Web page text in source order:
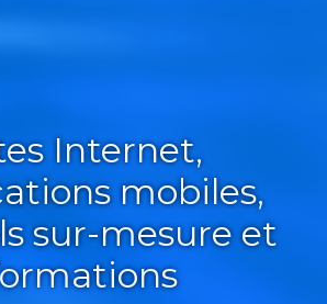
Internet,
mobiles,
sur-mesure et